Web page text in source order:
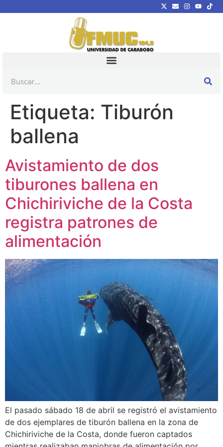
Etiqueta: Tiburón
ballena
Avistamiento de dos
tiburones ballena en
Chichiriviche de la Costa
registra patrones de
alimentación
El pasado sábado 18 de abril se registró el avistamiento
de dos ejemplares de tiburón ballena en la zona de
Chichiriviche de la Costa, donde fueron captados